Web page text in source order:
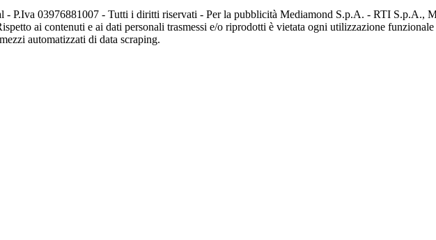
P.Iva 03976881007 - Tutti i diritti riservati - Per la pubblicità Mediamond S.p.A. - RTI S.p.A.,
ai contenuti e ai dati personali trasmessi e/o riprodotti è vietata ogni utilizzazione
automatizzati di data scraping.